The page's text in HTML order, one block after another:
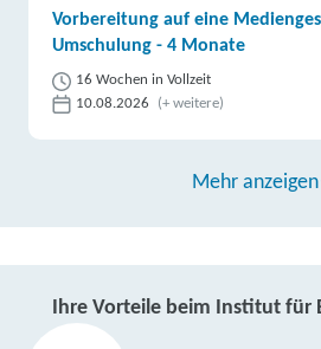
Vorbereitung auf eine
Umschulung - 4 Monate
16 Wochen in Vollzeit
10.08.2026
(+ weitere)
Mehr anzeigen
Ihre Vorteile beim Institut für